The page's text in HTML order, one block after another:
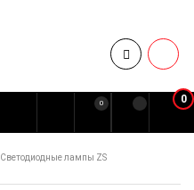
0 0
Светодиодные лампы ZS